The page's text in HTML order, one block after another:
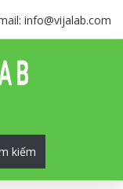
info@vijalab.com
kiếm